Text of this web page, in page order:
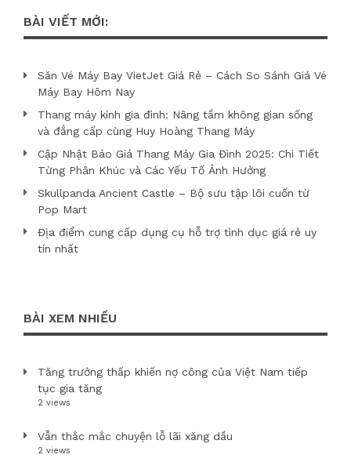
BÀI VIẾT MỚI:
Săn Vé Máy Bay VietJet Giá Rẻ – Cách So Sánh Giá Vé
Máy Bay Hôm Nay
Thang máy kính gia đình: Nâng tầm không gian sống
và đẳng cấp cùng Huy Hoàng Thang Máy
Cập Nhật Báo Giá Thang Máy Gia Đình 2025: Chi Tiết
Từng Phân Khúc và Các Yếu Tố Ảnh Hưởng
Skullpanda Ancient Castle – Bộ sưu tập lôi cuốn từ
Pop Mart
Địa điểm cung cấp dụng cụ hỗ trợ tình dục giá rẻ uy
tín nhất
BÀI XEM NHIỀU
Tăng trưởng thấp khiến nợ công của Việt Nam tiếp
tục gia tăng
2 views
Vẫn thắc mắc chuyện lỗ lãi xăng dầu
2 views